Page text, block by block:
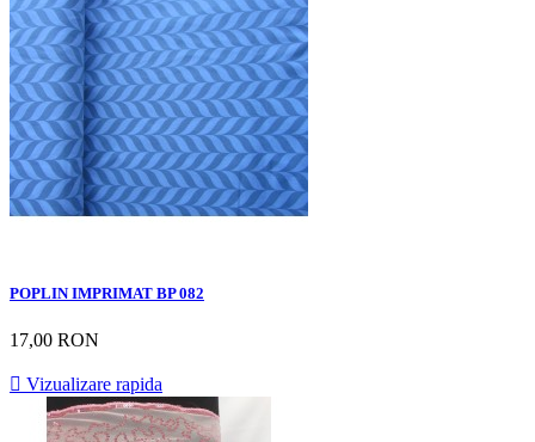
POPLIN IMPRIMAT BP 082
17,00 RON
 Vizualizare rapida